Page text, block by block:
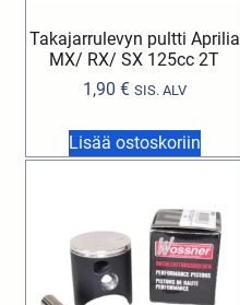
Takajarrulevyn pultti Aprilia
MX/ RX/ SX 125cc 2T
1,90 € SIS. ALV
Lisää ostoskoriin